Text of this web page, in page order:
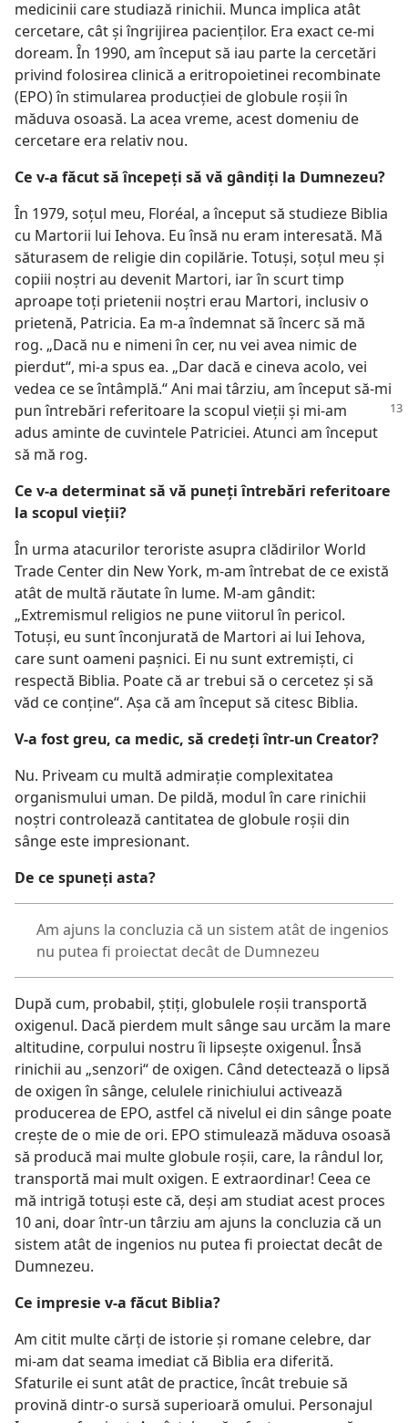
medicinii care studiază rinichii. Munca implica atât
cercetare, cât şi îngrijirea pacienţilor. Era exact ce-mi
doream. În 1990, am început să iau parte la cercetări
privind folosirea clinică a eritropoietinei recombinate
(EPO) în stimularea producţiei de globule roşii în
măduva osoasă. La acea vreme, acest domeniu de
cercetare era relativ nou.
Ce v-a făcut să începeţi să vă gândiţi la Dumnezeu?
În 1979, soţul meu, Floréal, a început să studieze Biblia
cu Martorii lui Iehova. Eu însă nu eram interesată. Mă
săturasem de religie din copilărie. Totuşi, soţul meu şi
copiii noştri au devenit Martori, iar în scurt timp
aproape toţi prietenii noştri erau Martori, inclusiv o
prietenă, Patricia. Ea m-a îndemnat să încerc să mă
rog. „Dacă nu e nimeni în cer, nu vei avea nimic de
pierdut“, mi-a spus ea. „Dar dacă e cineva acolo, vei
vedea ce se întâmplă.“ Ani mai târziu, am început să-mi
pun întrebări referitoare la scopul vieţii şi mi-am
adus aminte de cuvintele Patriciei. Atunci am început
să mă rog.
Ce v-a determinat să vă puneţi întrebări referitoare
la scopul vieţii?
În urma atacurilor teroriste asupra clădirilor World
Trade Center din New York, m-am întrebat de ce există
atât de multă răutate în lume. M-am gândit:
„Extremismul religios ne pune viitorul în pericol.
Totuşi, eu sunt înconjurată de Martori ai lui Iehova,
care sunt oameni paşnici. Ei nu sunt extremişti, ci
respectă Biblia. Poate că ar trebui să o cercetez şi să
văd ce conţine“. Aşa că am început să citesc Biblia.
V-a fost greu, ca medic, să credeţi într-un Creator?
Nu. Priveam cu multă admiraţie complexitatea
organismului uman. De pildă, modul în care rinichii
noştri controlează cantitatea de globule roşii din
sânge este impresionant.
De ce spuneţi asta?
Am ajuns la concluzia că un sistem atât de ingenios
nu putea fi proiectat decât de Dumnezeu
După cum, probabil, ştiţi, globulele roşii transportă
oxigenul. Dacă pierdem mult sânge sau urcăm la mare
altitudine, corpului nostru îi lipseşte oxigenul. Însă
rinichii au „senzori“ de oxigen. Când detectează o lipsă
de oxigen în sânge, celulele rinichiului activează
producerea de EPO, astfel că nivelul ei din sânge poate
creşte de o mie de ori. EPO stimulează măduva osoasă
să producă mai multe globule roşii, care, la rândul lor,
transportă mai mult oxigen. E extraordinar! Ceea ce
mă intrigă totuşi este că, deşi am studiat acest proces
10 ani, doar într-un târziu am ajuns la concluzia că un
sistem atât de ingenios nu putea fi proiectat decât de
Dumnezeu.
Ce impresie v-a făcut Biblia?
Am citit multe cărţi de istorie şi romane celebre, dar
mi-am dat seama imediat că Biblia era diferită.
Sfaturile ei sunt atât de practice, încât trebuie să
provină dintr-o sursă superioară omului. Personajul